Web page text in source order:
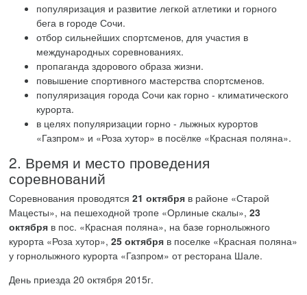
популяризация и развитие легкой атлетики и горного
бега в городе Сочи.
отбор сильнейших спортсменов, для участия в
международных соревнованиях.
пропаганда здорового образа жизни.
повышение спортивного мастерства спортсменов.
популяризация города Сочи как горно - климатического
курорта.
в целях популяризации горно - лыжных курортов
«Газпром» и «Роза хутор» в посёлке «Красная поляна».
2. Время и место проведения
соревнований
Соревнования проводятся21 октября в районе «Старой
Мацесты», на пешеходной тропе «Орлиные скалы»,23
октября в пос. «Красная поляна», на базе горнолыжного
курорта «Роза хутор»,25 октября в поселке «Красная поляна»
у горнолыжного курорта «Газпром» от ресторана Шале.
День приезда 20 октября 2015г.